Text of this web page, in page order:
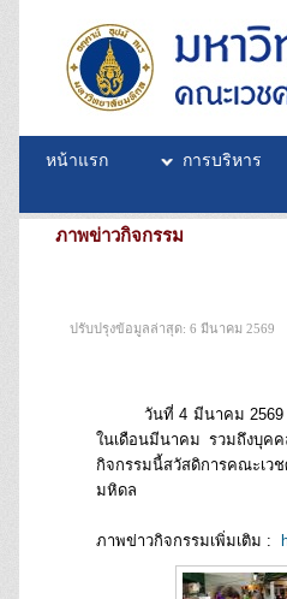
หน้าแรก การบริหาร
ภาพข่าวกิจกรรม
ปรับปรุงข้อมูลล่าสุด: 6 มีนาคม 2569
วันที่ 4 มีนาคม 2569 สวั
ในเดือนมีนาคม รวมถึงบุค
กิจกรรมนี้สวัสดิการคณะเว
มหิดล
ภาพข่าวกิจกรรมเพิ่มเติม :